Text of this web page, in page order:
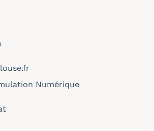
Numérique